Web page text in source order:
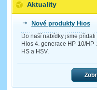
Aktuality
Nové produkty Hios
Do naší nabídky jsme
Hios 4. generace HP-10/
HS a HSV.